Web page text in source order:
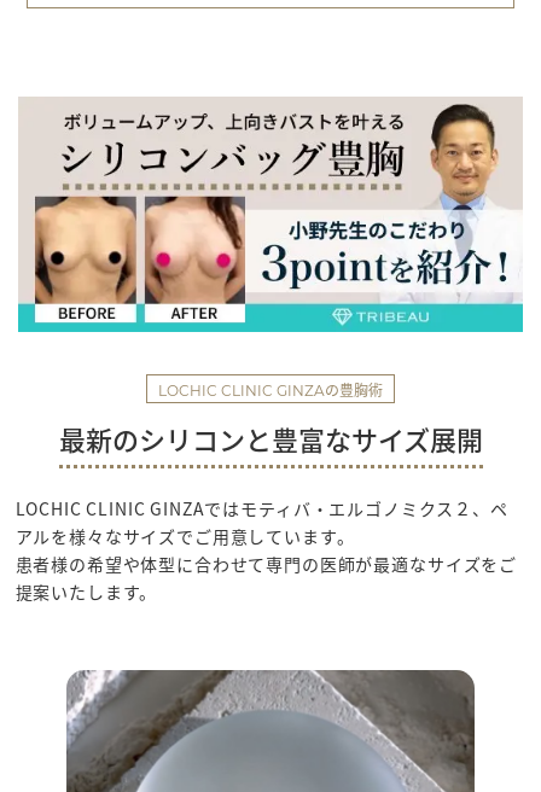
LOCHIC CLINIC GINZAの豊胸術
最新のシリコンと豊富なサイズ展開
LOCHIC CLINIC GINZAではモティバ・エルゴノミクス２、ペ
アルを様々なサイズでご用意しています。
患者様の希望や体型に合わせて専門の医師が最適なサイズをご
提案いたします。